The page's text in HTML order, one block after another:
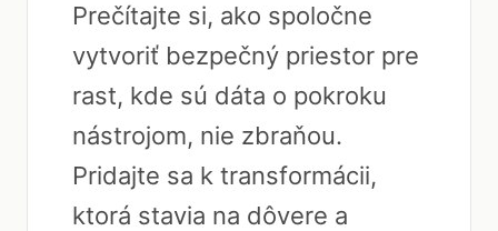
Prečítajte si, ako spoločne
vytvoriť bezpečný priestor pre
rast, kde sú dáta o pokroku
nástrojom, nie zbraňou.
Pridajte sa k transformácii,
ktorá stavia na dôvere a